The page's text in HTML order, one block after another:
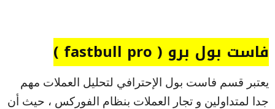
فاست بول برو ( fastbull pro )
يعتبر قسم فاست بول الإحترافي لتحليل العملات مهم
جدا لمتداولين و تجار العملات بنظام الفوركس ، حيث أن